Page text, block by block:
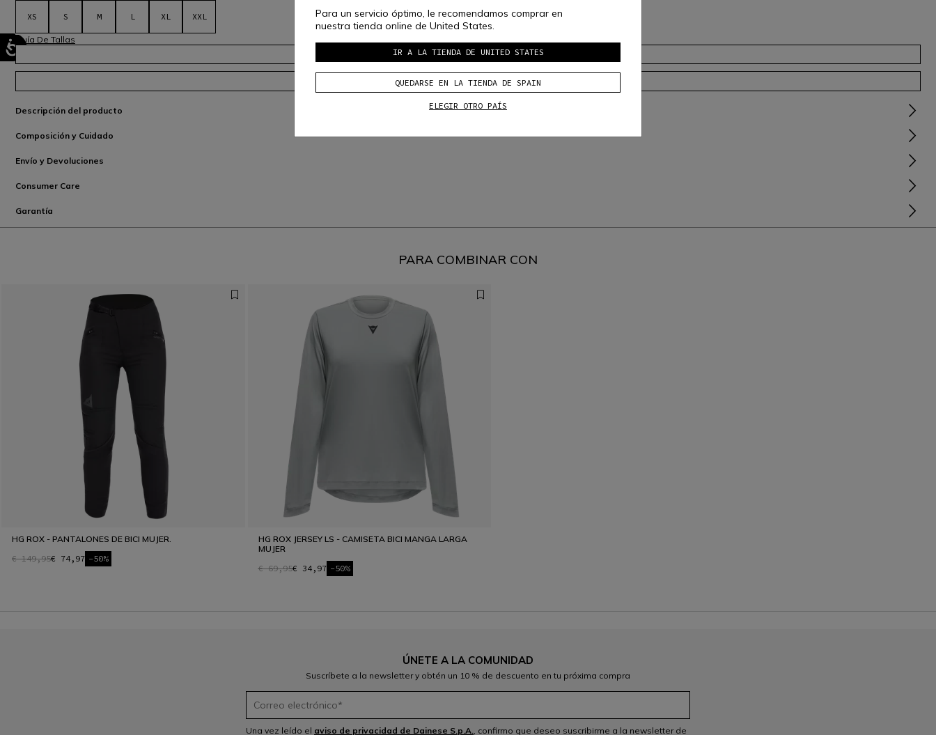
XS S M L XL XXL
Guía De Tallas
SELECCIONA LA TALLA
RESERVAR EN TIENDA
Descripción del producto
Composición y Cuidado
Envío y Devoluciones
Consumer Care
Garantía
PARA COMBINAR CON
HG ROX - PANTALONES DE BICI MUJER.
€ 149,95€ 74,97 -50%
HG ROX JERSEY LS - CAMISETA BICI MANGA LARGA
MUJER
€ 69,95€ 34,97 -50%
ÚNETE A LA COMUNIDAD
Suscríbete a la newsletter y obtén un 10 % de descuento en tu próxima compra
Una vez leído el aviso de privacidad de Dainese S.p.A., confirmo que deseo suscribirme a la newsletter de
Para un servicio óptimo, le recomendamos comprar en
nuestra tienda online de United States.
IR A LA TIENDA DE UNITED STATES
QUEDARSE EN LA TIENDA DE SPAIN
ELEGIR OTRO PAÍS